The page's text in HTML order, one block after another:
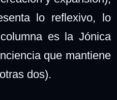
lo reflexivo, lo
es la Jónica
que mantiene
dos).